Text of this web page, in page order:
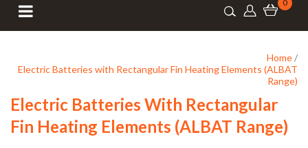
0
Home/
Electric Batteries with Rectangular Fin Heating Elements (ALBAT
Range)
Electric Batteries With Rectangular
Fin Heating Elements (ALBAT Range)